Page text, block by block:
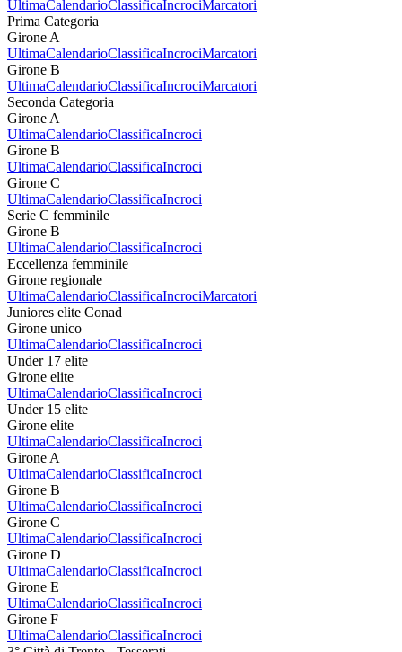
UltimaCalendarioClassificaIncrociMarcatori
Prima Categoria
Girone A
UltimaCalendarioClassificaIncrociMarcatori
Girone B
UltimaCalendarioClassificaIncrociMarcatori
Seconda Categoria
Girone A
UltimaCalendarioClassificaIncroci
Girone B
UltimaCalendarioClassificaIncroci
Girone C
UltimaCalendarioClassificaIncroci
Serie C femminile
Girone B
UltimaCalendarioClassificaIncroci
Eccellenza femminile
Girone regionale
UltimaCalendarioClassificaIncrociMarcatori
Juniores elite Conad
Girone unico
UltimaCalendarioClassificaIncroci
Under 17 elite
Girone elite
UltimaCalendarioClassificaIncroci
Under 15 elite
Girone elite
UltimaCalendarioClassificaIncroci
Girone A
UltimaCalendarioClassificaIncroci
Girone B
UltimaCalendarioClassificaIncroci
Girone C
UltimaCalendarioClassificaIncroci
Girone D
UltimaCalendarioClassificaIncroci
Girone E
UltimaCalendarioClassificaIncroci
Girone F
UltimaCalendarioClassificaIncroci